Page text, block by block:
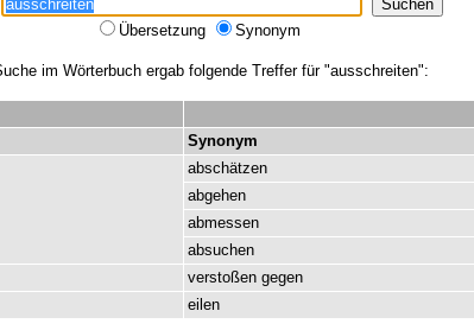
Übersetzung
Synonym
im Wörterbuch ergab folgende Treffer für "ausschreiten":
Synonym
abschätzen
abgehen
abmessen
absuchen
verstoßen gegen
eilen